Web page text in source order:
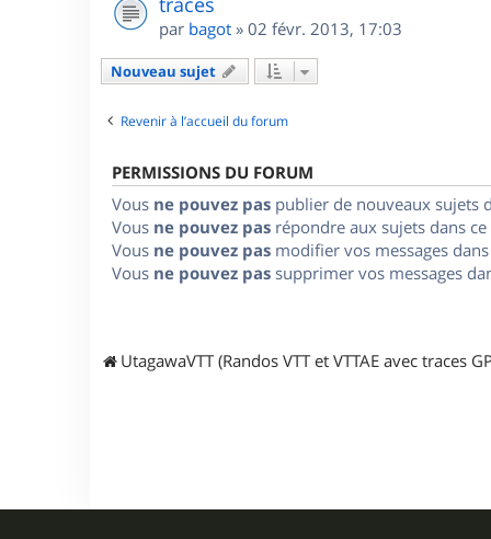
par bagot » 02 févr. 2013, 17:03
Nouveau sujet
Revenir à l’accueil du forum
PERMISSIONS DU FORUM
Vous ne pouvez pas publier de nouveaux sujets
Vous ne pouvez pas répondre aux sujets dans
Vous ne pouvez pas modifier vos messages
Vous ne pouvez pas supprimer vos messages
UtagawaVTT (Randos VTT et VTTAE avec traces